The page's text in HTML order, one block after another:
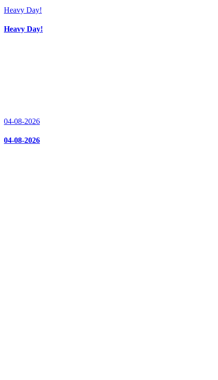
Heavy Day!
Heavy Day!
04-08-2026
04-08-2026